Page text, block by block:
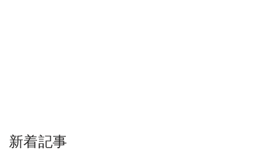
新着記事